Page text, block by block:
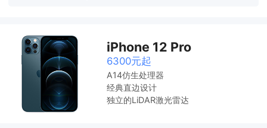
iPhone 12 Pro
6300元起
A14仿生处理器
经典直边设计
独立的LiDAR激光雷达